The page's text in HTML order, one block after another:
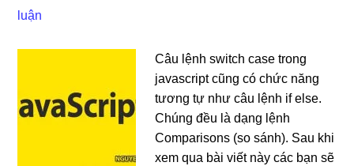
luận
Câu lệnh switch case trong
javascript cũng có chức năng
tương tự như câu lệnh if else.
Chúng đều là dạng lệnh
Comparisons (so sánh). Sau khi
xem qua bài viết này các bạn sẽ